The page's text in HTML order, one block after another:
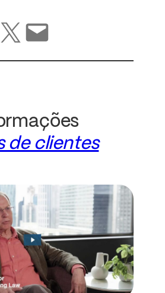
Facebook
Partilhar no X Partilhar por correio eletrónico
de clientes